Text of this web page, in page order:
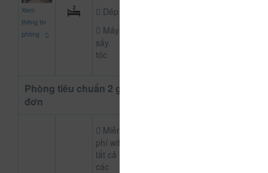
Xem
thông tin
phòng
Dép
Máy
sấy
tóc
Phòng tiêu chuẩn 2 giường
đơn
Miễn
phí wifi
tất cả
các